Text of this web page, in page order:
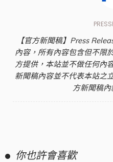
【官方新聞稿】Press
內容，所有內容包含但不限
方提供，本站並不做任何內
新聞稿內容並不代表本站之
方新聞稿內
你也許會喜歡